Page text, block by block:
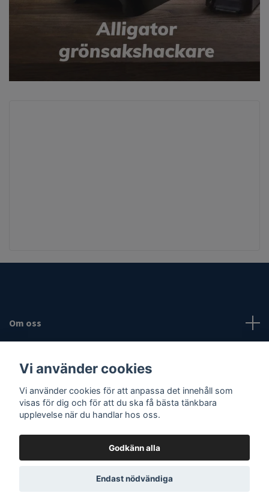
Om oss
Sociala medier
© 2026 Vassaknivar
Vi använder cookies
Vi använder cookies för att anpassa det innehåll som
visas för dig och för att du ska få bästa tänkbara
upplevelse när du handlar hos oss.
Godkänn alla
Endast nödvändiga